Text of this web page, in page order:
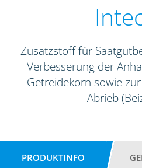
Zusatzstoff für
Verbesserung der
Getreidekorn sowie
Abrieb
PRODUKTINFO